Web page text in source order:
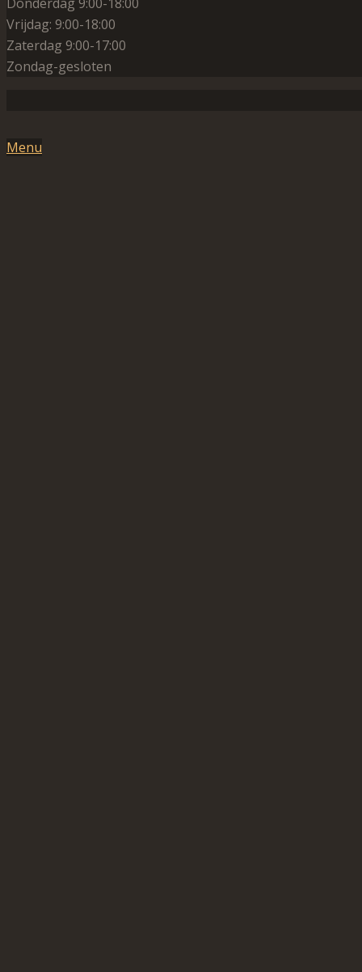
Vrijdag: 9:00-18:00
Zaterdag 9:00-17:00
Zondag-gesloten
Menu